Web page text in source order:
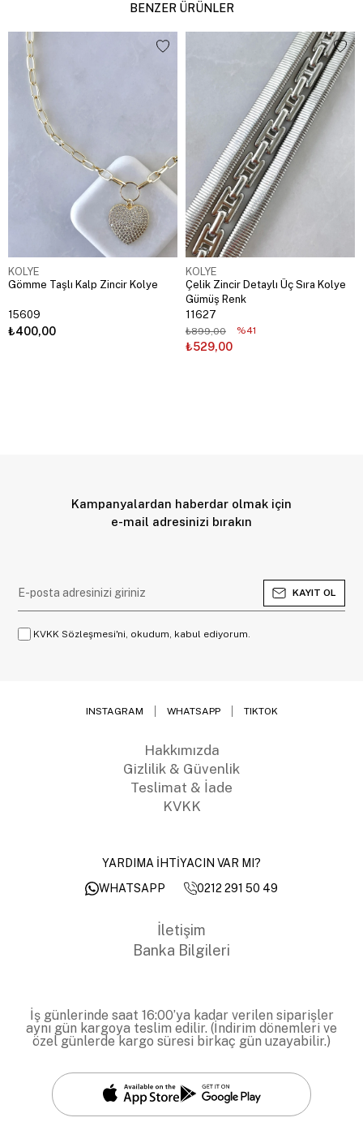
BENZER ÜRÜNLER
KOLYE
Gömme Taşlı Kalp Zincir Kolye
15609
₺400,00
KOLYE
Çelik Zincir Detaylı Üç Sıra Kolye
Gümüş Renk
11627
₺529,00
₺899,00 %41
Kampanyalardan haberdar olmak için
e-mail adresinizi bırakın
KAYIT OL
KVKK Sözleşmesi'ni, okudum, kabul ediyorum.
INSTAGRAM WHATSAPP TIKTOK
Hakkımızda
Gizlilik & Güvenlik
Teslimat & İade
KVKK
YARDIMA İHTİYACIN VAR MI?
WHATSAPP
0212 291 50 49
İletişim
Banka Bilgileri
İş günlerinde saat 16:00’ya kadar verilen siparişler
aynı gün kargoya teslim edilir. (İndirim dönemleri ve
özel günlerde kargo süresi birkaç gün uzayabilir.)